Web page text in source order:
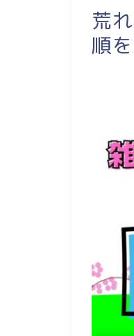
荒
順